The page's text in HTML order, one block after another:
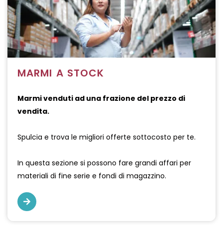
MARMI A STOCK
Marmi venduti ad una frazione del prezzo di
vendita.
Spulcia e trova le migliori offerte sottocosto per te.
In questa sezione si possono fare grandi affari per
materiali di fine serie e fondi di magazzino.